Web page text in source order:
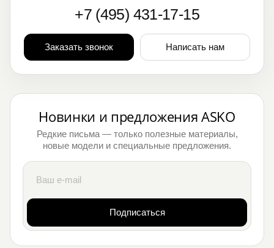
+7 (495) 431-17-15
Заказать звонок Написать нам
Новинки и предложения ASKO
Редкие письма — только полезные материалы,
новые модели и специальные предложения.
Подписаться